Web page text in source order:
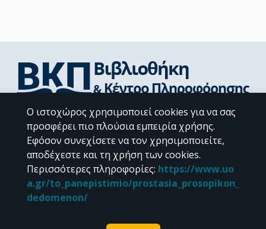
Διεύθυνση Βιβλιοθήκης & Κέντρου Πληροφόρησης
Βιβλιοθήκες Σχολών του ΕΚΠΑ
Υπολογιστικό Κέντρο Βιβλιοθηκών
Επικοινωνία / Helpdesk
Ο ιστοχώρος χρησιμοποιεί cookies για να σας
προσφέρει πιο πλούσια εμπειρία χρήσης.
Εφόσον συνεχίσετε να τον χρησιμοποιείτε,
αποδέχεστε και τη χρήση των cookies.
Περισσότερες πληροφορίες: https://www.uo
a.gr/to_panepistimio/prostasia_prosopikon_
dedomenon/